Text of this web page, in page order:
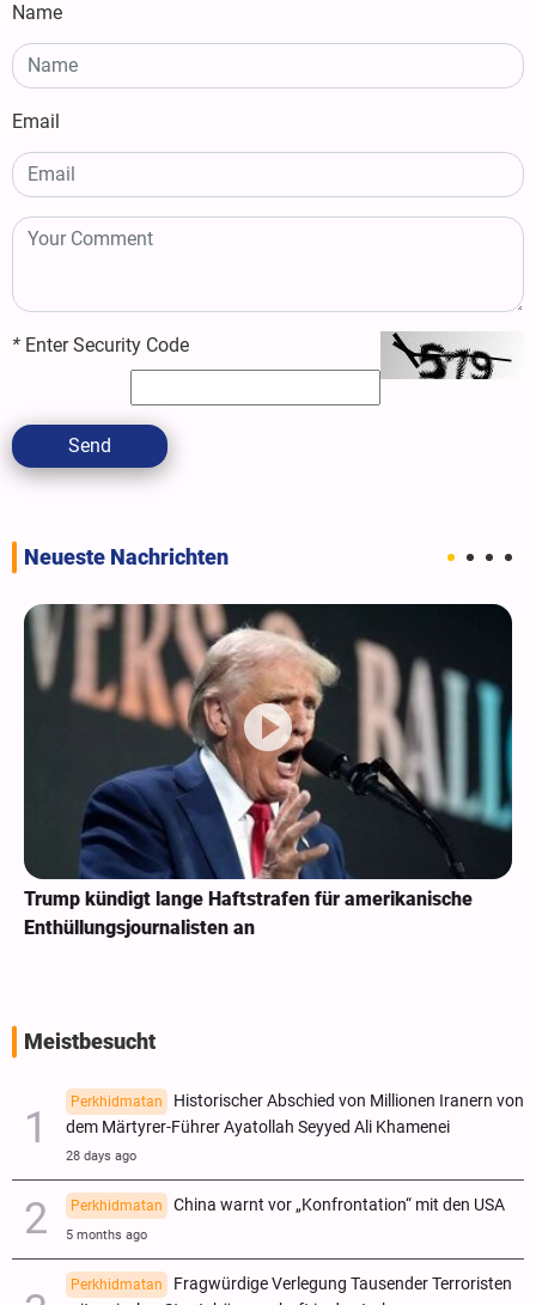
Name
Email
* Enter Security Code
Send
Neueste Nachrichten
Trump kündigt lange Haftstrafen für amerikanische
Enthüllungsjournalisten an
Meistbesucht
Perkhidmatan
Historischer Abschied von Millionen Iranern von
dem Märtyrer-Führer Ayatollah Seyyed Ali Khamenei
28 days ago
Perkhidmatan China warnt vor „Konfrontation“ mit den USA
5 months ago
Perkhidmatan
Fragwürdige Verlegung Tausender Terroristen